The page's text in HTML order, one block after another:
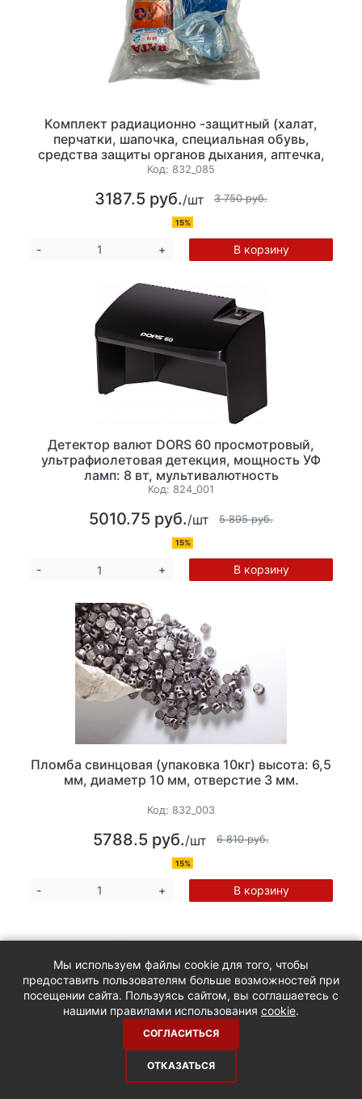
Комплект радиационно -защитный (халат,
перчатки, шапочка, специальная обувь,
средства защиты органов дыхания, аптечка,
пинцет, вата, полиэтилен листовой)
Код: 832_085
3187.5 руб./шт 3 750 руб.
15%
- + В корзину
Детектор валют DORS 60 просмотровый,
ультрафиолетовая детекция, мощность УФ
ламп: 8 вт, мультивалютность
Код: 824_001
5010.75 руб./шт 5 895 руб.
15%
- + В корзину
Пломба свинцовая (упаковка 10кг) высота: 6,5
мм, диаметр 10 мм, отверстие 3 мм.
Код: 832_003
5788.5 руб./шт 6 810 руб.
15%
- + В корзину
Пломба-наклейка самоклеющаяся СКР1
Мы используем файлы cookie для того, чтобы
предоставить пользователям больше возможностей при
посещении сайта. Пользуясь сайтом, вы соглашаетесь с
нашими правилами использования cookie.
СОГЛАСИТЬСЯ
ОТКАЗАТЬСЯ